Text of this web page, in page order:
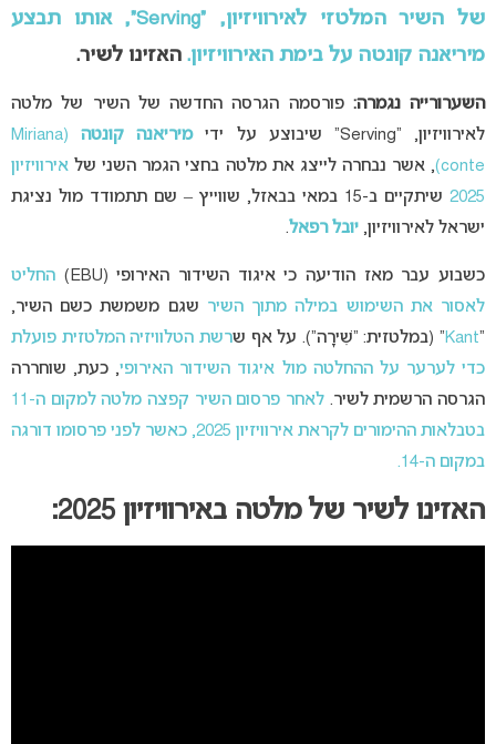
של השיר המלטזי לאירוויזיון, “Serving”, אותו תבצע
מיריאנה קונטה על בימת האירוויזיון. האזינו לשיר.
השערורייה נגמרה: פורסמה הגרסה החדשה של השיר של מלטה
לאירוויזיון, “Serving” שיבוצע על ידי
מיריאנה קונטה
(Miriana
conte) , אשר נבחרה לייצג את מלטה בחצי הגמר השני של אירוויזיון
2025
שיתקיים ב-15 במאי בבאזל, שווייץ – שם תתמודד מול נציגת
ישראל לאירוויזיון, יובל רפאל.
כשבוע עבר מאז הודיעה כי איגוד השידור האירופי (EBU)
החליט
לאסור את השימוש במילה מתוך השיר שגם משמשת כשם השיר,
“
Kant” (במלטזית: “שִׁירָה”). על אף שרשת הטלוויזיה המלטזית פועלת
כדי לערער על ההחלטה מול איגוד השידור האירופי, כעת, שוחררה
הגרסה הרשמית לשיר.
לאחר פרסום השיר קפצה מלטה למקום ה-11
בטבלאות ההימורים לקראת אירוויזיון 2025, כאשר לפני פרסומו דורגה
במקום ה-14.
האזינו לשיר של מלטה באירוויזיון 2025: